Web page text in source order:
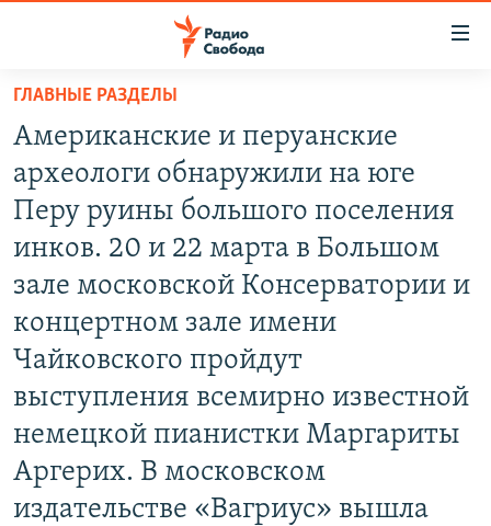
упрощенного
доступа
основному
содержанию
главной
навигации
поиску
ПОДКАСТЫ
АВТОРСКИЕ ПРОЕКТЫ
ЦИТАТЫ СВОБОДЫ
МНЕНИЯ
КУЛЬТУРА
IDEL.РЕАЛИИ
КАВКАЗ.РЕАЛИИ
СЕВЕР.РЕАЛИИ
СИБИРЬ.РЕАЛИИ
РАСПИСАНИЕ ВЕЩАНИЯ
ГЛАВНЫЕ РАЗДЕЛЫ
Американские и перуанские
археологи обнаружили на юге
Перу руины большого поселения
инков. 20 и 22 марта в Большом
зале московской Консерватории и
концертном зале имени
Чайковского пройдут
выступления всемирно известной
немецкой пианистки Маргариты
Аргерих. В московском
издательстве «Вагриус» вышла